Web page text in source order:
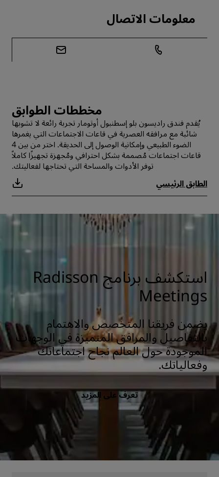
معلومات الاتصال
مخططات الطوابق
يُقدم فندق راديسون بلو إسطنبول أوتومار تجربة رائعة لا تشوبها
شائبة مع مرافقه العصرية في قاعات الاجتماعات التي يغمرها
الضوء الطبيعي وإمكانية الوصول إلى الحديقة. اختر من بين 4
قاعات اجتماعات مُصممة بشكل احترافي ومُجهزة تجهيزًا كاملاً
توفر الأدوات والمساحة التي تحتاجها لفعاليتك.
الطابق الرئيسي
استكشف برنامج Radisson
Meetings
يضمن فريقنا المتخصص والاهتمام
بالتفاصيل والمرافق المتميزة في الوجهات
الموجودة حول العالم نجاح اجتماعاتك
وفعالياتك.
تعرف على المزيد